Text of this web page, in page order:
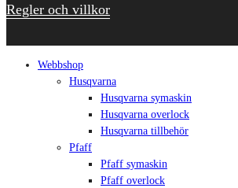
Regler och villkor
Close
Webbshop
Husqvarna
Husqvarna symaskin
Husqvarna overlock
Husqvarna tillbehör
Pfaff
Pfaff symaskin
Pfaff overlock